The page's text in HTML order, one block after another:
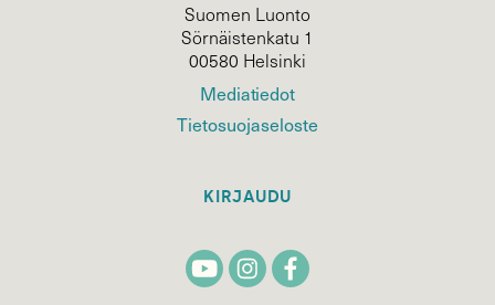
Suomen Luonto
Sörnäistenkatu 1
00580 Helsinki
Mediatiedot
Tietosuojaseloste
KIRJAUDU